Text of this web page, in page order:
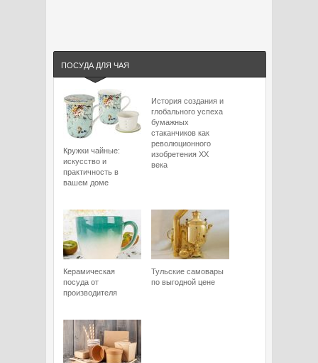
ПОСУДА ДЛЯ ЧАЯ
Кружки чайные:
искусство и
практичность в
вашем доме
История создания и
глобального успеха
бумажных
стаканчиков как
революционного
изобретения XX
века
Керамическая
посуда от
производителя
Тульские самовары
по выгодной цене